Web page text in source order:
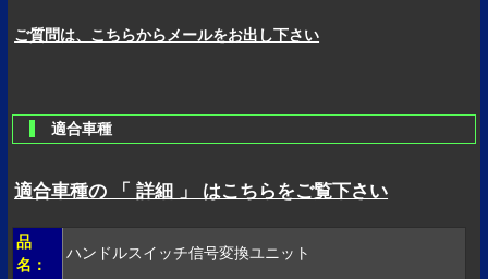
ご質問は、こちらからメールをお出し下さい
適合車種
適合車種の 「 詳細 」 はこちらをご覧下さい
品
名：
ハンドルスイッチ信号変換ユニット